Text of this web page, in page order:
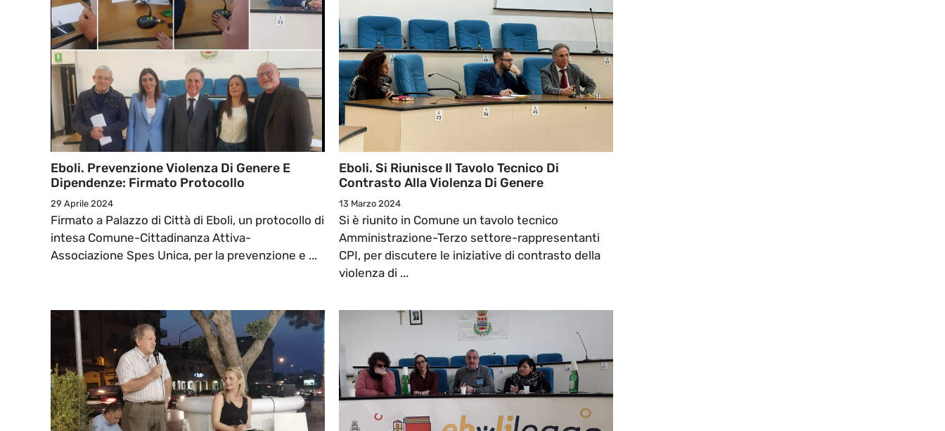
Eboli. Prevenzione Violenza Di Genere E
Dipendenze: Firmato Protocollo
29 Aprile 2024
Firmato a Palazzo di Città di Eboli, un protocollo di
intesa Comune-Cittadinanza Attiva-
Associazione Spes Unica, per la prevenzione e ...
Eboli. Si Riunisce Il Tavolo Tecnico Di
Contrasto Alla Violenza Di Genere
13 Marzo 2024
Si è riunito in Comune un tavolo tecnico
Amministrazione-Terzo settore-rappresentanti
CPI, per discutere le iniziative di contrasto della
violenza di ...